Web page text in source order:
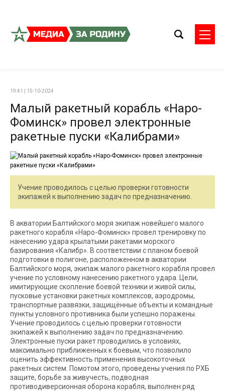
19:41 | 15-10-2024
Малый ракетный корабль «Наро-
Фоминск» провел электронные
ракетные пуски «Калибрами»
Учение проводилось с целью проверки готовности
экипажей к выполнению задач по предназначению.
В акватории Балтийского моря экипаж новейшего малого
ракетного корабля «Наро-Фоминск» провел тренировку по
нанесению удара крылатыми ракетами морского
базирования «Калибр». В соответствии с планом боевой
подготовки в полигоне, расположенном в акватории
Балтийского моря, экипаж малого ракетного корабля провел
учение по условному нанесению ракетного удара. Цели,
имитирующие скопление боевой техники и живой силы,
пусковые установки ракетных комплексов, аэродромы,
транспортные развязки, защищённые объекты и командные
пункты условного противника были успешно поражены.
Учение проводилось с целью проверки готовности
экипажей к выполнению задач по предназначению.
Электронные пуски ракет проводились в условиях,
максимально приближенных к боевым, что позволило
оценить эффективность применения высокоточных
ракетных систем. Помотом этого, проведены учения по РХБ
защите, борьбе за живучесть, подводная
противодиверсионная оборона корабля, выполнен ряд